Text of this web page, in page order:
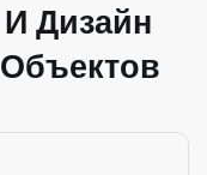
И Дизайн
Объектов